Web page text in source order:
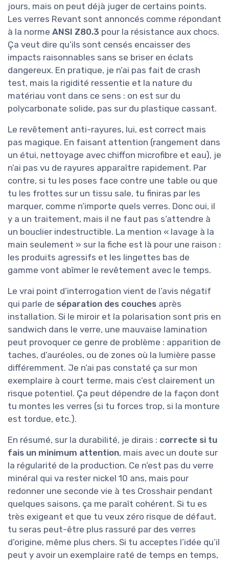
jours, mais on peut déjà juger de certains points.
Les verres Revant sont annoncés comme répondant
à la norme ANSI Z80.3 pour la résistance aux chocs.
Ça veut dire qu’ils sont censés encaisser des
impacts raisonnables sans se briser en éclats
dangereux. En pratique, je n’ai pas fait de crash
test, mais la rigidité ressentie et la nature du
matériau vont dans ce sens : on est sur du
polycarbonate solide, pas sur du plastique cassant.
Le revêtement anti-rayures, lui, est correct mais
pas magique. En faisant attention (rangement dans
un étui, nettoyage avec chiffon microfibre et eau), je
n’ai pas vu de rayures apparaître rapidement. Par
contre, si tu les poses face contre une table ou que
tu les frottes sur un tissu sale, tu finiras par les
marquer, comme n’importe quels verres. Donc oui, il
y a un traitement, mais il ne faut pas s’attendre à
un bouclier indestructible. La mention « lavage à la
main seulement » sur la fiche est là pour une raison :
les produits agressifs et les lingettes bas de
gamme vont abîmer le revêtement avec le temps.
Le vrai point d’interrogation vient de l’avis négatif
qui parle de séparation des couches après
installation. Si le miroir et la polarisation sont pris en
sandwich dans le verre, une mauvaise lamination
peut provoquer ce genre de problème : apparition de
taches, d’auréoles, ou de zones où la lumière passe
différemment. Je n’ai pas constaté ça sur mon
exemplaire à court terme, mais c’est clairement un
risque potentiel. Ça peut dépendre de la façon dont
tu montes les verres (si tu forces trop, si la monture
est tordue, etc.).
En résumé, sur la durabilité, je dirais : correcte si tu
fais un minimum attention, mais avec un doute sur
la régularité de la production. Ce n’est pas du verre
minéral qui va rester nickel 10 ans, mais pour
redonner une seconde vie à tes Crosshair pendant
quelques saisons, ça me paraît cohérent. Si tu es
très exigeant et que tu veux zéro risque de défaut,
tu seras peut-être plus rassuré par des verres
d’origine, même plus chers. Si tu acceptes l’idée qu’il
peut y avoir un exemplaire raté de temps en temps,